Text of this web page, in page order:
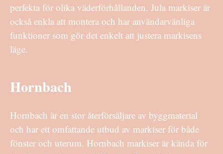
perfekta för olika väderförhållanden. Jula markiser är
också enkla att montera och har användarvänliga
funktioner som gör det enkelt att justera markisens
läge.
Hornbach
Hornbach är en stor återförsäljare av byggmaterial
och har ett omfattande utbud av markiser för både
fönster och uterum. Hornbach markiser är kända för